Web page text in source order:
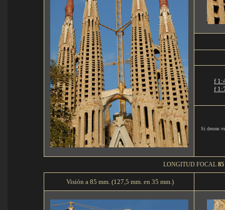
f
f
Si deseas
LONGITUD FOCAL 85
Visión a 85 mm. (127,5 mm. en 35 mm.)